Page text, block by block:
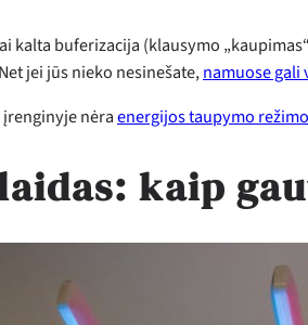
kalta buferizacija (klausymo
jei jūs nieko nesinešate,namuose
nėraenergijos taupymo režimo
kaip